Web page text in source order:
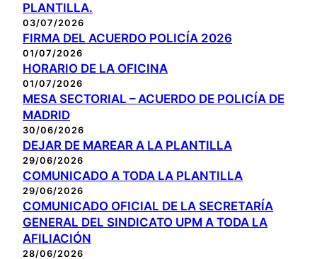
PLANTILLA.
03/07/2026
FIRMA DEL ACUERDO POLICÍA 2026
01/07/2026
HORARIO DE LA OFICINA
01/07/2026
MESA SECTORIAL – ACUERDO DE POLICÍA DE
MADRID
30/06/2026
DEJAR DE MAREAR A LA PLANTILLA
29/06/2026
COMUNICADO A TODA LA PLANTILLA
29/06/2026
COMUNICADO OFICIAL DE LA SECRETARÍA
GENERAL DEL SINDICATO UPM A TODA LA
AFILIACIÓN
28/06/2026